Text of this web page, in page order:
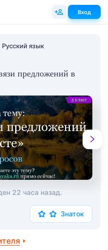
Русский язык
предложений в
22 часа назад.
Знаток
Вход